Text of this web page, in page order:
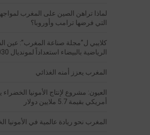
لماذا تراهن الصين على المغرب
التي فرضها ترامب وأوروبا؟
كلايبي ل”مجلة صناعة المغرب”: عين
الرياضية بالبيضاء استعداداً لمونديال 2030
المغرب يعزز أمنه الغذائي
العيون: مشروع لإنتاج الأمونيا
أمريكي بقيمة 5.7 ملايين دولار
المغرب نحو ريادة عالمية في الأمونيا